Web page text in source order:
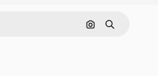
Nach Bild suchen
Suchen